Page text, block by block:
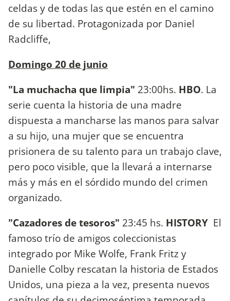
celdas y de todas las que estén en el camino
de su libertad. Protagonizada por Daniel
Radcliffe,
Domingo 20 de junio
"La muchacha que limpia" 23:00hs. HBO. La
serie cuenta la historia de una madre
dispuesta a mancharse las manos para salvar
a su hijo, una mujer que se encuentra
prisionera de su talento para un trabajo clave,
pero poco visible, que la llevará a internarse
más y más en el sórdido mundo del crimen
organizado.
"Cazadores de tesoros" 23:45 hs. HISTORY El
famoso trío de amigos coleccionistas
integrado por Mike Wolfe, Frank Fritz y
Danielle Colby rescatan la historia de Estados
Unidos, una pieza a la vez, presenta nuevos